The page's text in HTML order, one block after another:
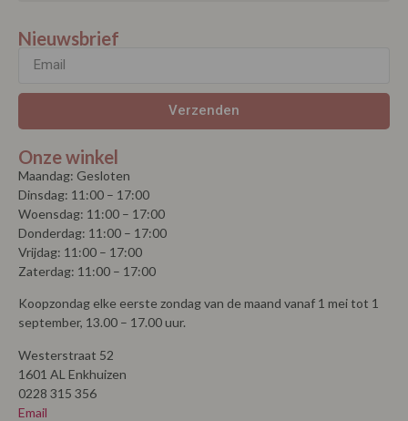
Nieuwsbrief
Verzenden
Onze winkel
Maandag: Gesloten
Dinsdag: 11:00 – 17:00
Woensdag: 11:00 – 17:00
Donderdag: 11:00 – 17:00
Vrijdag: 11:00 – 17:00
Zaterdag: 11:00 – 17:00
Koopzondag elke eerste zondag van de maand vanaf 1 mei tot 1
september, 13.00 – 17.00 uur.
Westerstraat 52
1601 AL Enkhuizen
0228 315 356
Email